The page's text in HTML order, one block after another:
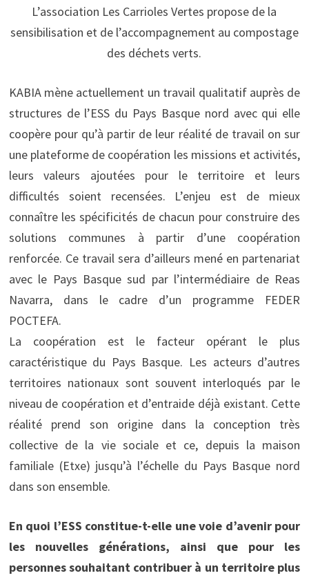
L’association Les Carrioles Vertes propose de la
sensibilisation et de l’accompagnement au compostage
des déchets verts.
KABIA mène actuellement un travail qualitatif auprès de
structures de l’ESS du Pays Basque nord avec qui elle
coopère pour qu’à partir de leur réalité de travail on sur
une plateforme de coopération les missions et activités,
leurs valeurs ajoutées pour le territoire et leurs
difficultés soient recensées. L’enjeu est de mieux
connaître les spécificités de chacun pour construire des
solutions communes à partir d’une coopération
renforcée. Ce travail sera d’ailleurs mené en partenariat
avec le Pays Basque sud par l’intermédiaire de Reas
Navarra, dans le cadre d’un programme FEDER
POCTEFA.
La coopération est le facteur opérant le plus
caractéristique du Pays Basque. Les acteurs d’autres
territoires nationaux sont souvent interloqués par le
niveau de coopération et d’entraide déjà existant. Cette
réalité prend son origine dans la conception très
collective de la vie sociale et ce, depuis la maison
familiale (Etxe) jusqu’à l’échelle du Pays Basque nord
dans son ensemble.
En quoi l’ESS constitue-t-elle une voie d’avenir pour
les nouvelles générations, ainsi que pour les
personnes souhaitant contribuer à un territoire plus